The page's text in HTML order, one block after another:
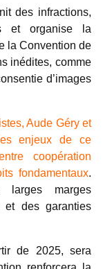
des infractions,
et organise la
la Convention de
inédites, comme
d’images
Aude Géry et
enjeux de ce
coopération
fondamentaux.
marges
et des garanties
de 2025, sera